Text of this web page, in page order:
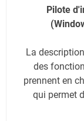
Pilote
La description
des
prennent en
qui permet